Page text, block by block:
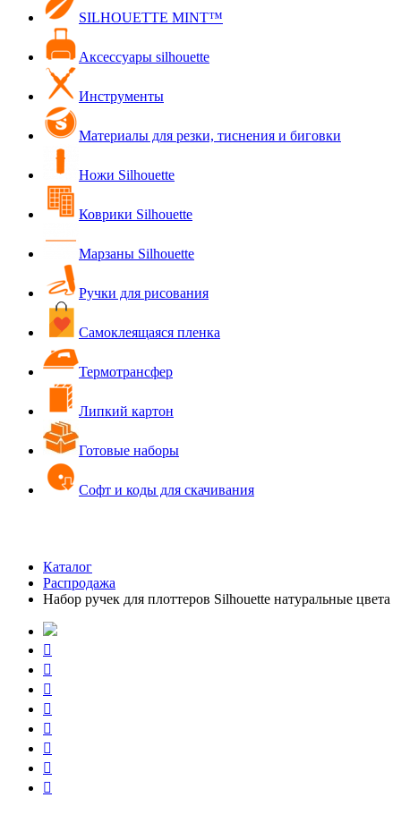
SILHOUETTE MINT™
Аксессуары silhouette
Инструменты
Материалы для резки, тиснения и биговки
Ножи Silhouette
Коврики Silhouette
Марзаны Silhouette
Ручки для рисования
Самоклеящаяся пленка
Термотрансфер
Липкий картон
Готовые наборы
Софт и коды для скачивания
Каталог
Распродажа
Набор ручек для плоттеров Silhouette натуральные цвета







